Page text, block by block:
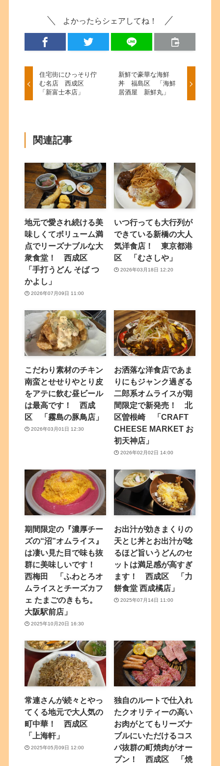
よかったらシェアしてね！
住宅街にひっそり佇
む名店 西成区
「新富士本店」
新鮮で豪華な海鮮
丼 福島区 「海鮮
居酒屋 新鮮丸」
関連記事
地元で愛され続ける美
味しくてボリューム満
点でリーズナブルな大
衆食堂！ 西成区
「手打うどん そば つ
かよし」
2026年07月09日 11:00
いつ行っても大行列が
できている新橋の大人
気洋食店！ 東京都港
区 「むさしや」
2026年03月18日 12:20
こだわり素材のチキン
南蛮とせせりやとり皮
をアテに飲む昼ビール
は最高です！ 西成
区 「霧島の豚鳥店」
2026年03月01日 12:30
お洒落な洋食店であま
りにもジャンク過ぎる
二郎系オムライスが期
間限定で新発売！ 北
区曽根崎 「CRAFT
CHEESE MARKET お
初天神店」
2026年02月02日 14:00
期間限定の『濃厚チー
ズの“沼”オムライス』
は凄い見た目で味も抜
群に美味しいです！
西梅田 「ふわとろオ
ムライスとチーズカフ
ェ たまごのきもち。
大阪駅前店」
2025年10月20日 16:30
お出汁が効きまくりの
天とじ丼とお出汁が唸
るほど旨いうどんのセ
ットは満足感が高すぎ
ます！ 西成区 「力
餅食堂 西成橘店」
2025年07月14日 11:00
常連さんが続々とやっ
てくる地元で大人気の
町中華！ 西成区
「上海軒」
2025年05月09日 12:00
独自のルートで仕入れ
たクオリティーの高い
お肉がとてもリーズナ
ブルにいただけるコス
パ抜群の町焼肉がオー
プン！ 西成区 「焼